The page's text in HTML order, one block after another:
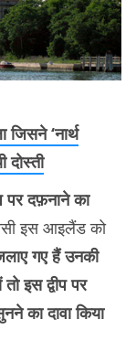
जिसने ‘नार्थ
पर दफ़नाने का
इस आइलैंड को
गए हैं उनकी
इस द्वीप पर
का दावा किया